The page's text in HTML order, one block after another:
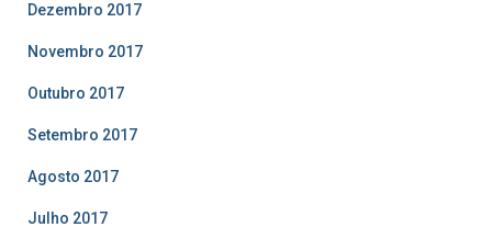
Dezembro 2017
Novembro 2017
Outubro 2017
Setembro 2017
Agosto 2017
Julho 2017